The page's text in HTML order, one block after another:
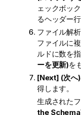
ェックボッ
るヘッダー
ファイル解
ファイルに
ルドに数を指
ーを更新)を
[Next] (次へ)
得します。
生成された
the